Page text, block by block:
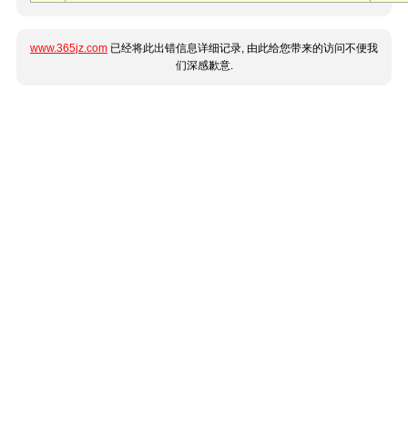
www.365jz.com 已经将此出错信息详细记录, 由此给您带来的访问不便我
们深感歉意.